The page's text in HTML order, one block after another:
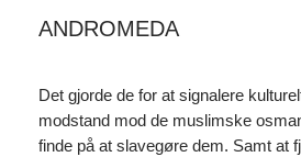
ANDROMEDA
Det gjorde de for at signalere
modstand mod de muslimske
finde på at slavegøre dem. Samt at